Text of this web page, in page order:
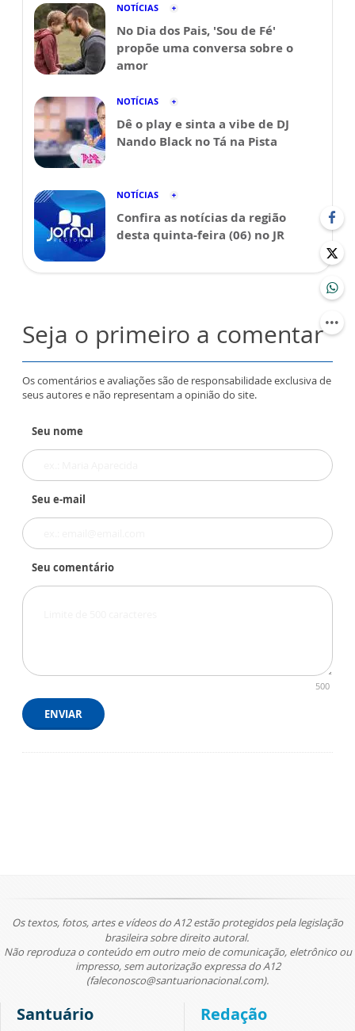
NOTÍCIAS
No Dia dos Pais, 'Sou de Fé'
propõe uma conversa sobre o
amor
NOTÍCIAS
Dê o play e sinta a vibe de DJ
Nando Black no Tá na Pista
NOTÍCIAS
Confira as notícias da região
desta quinta-feira (06) no JR
Seja o primeiro a comentar
Os comentários e avaliações são de responsabilidade exclusiva de
seus autores e não representam a opinião do site.
Seu nome
Seu e-mail
Seu comentário
500
ENVIAR
Os textos, fotos, artes e vídeos do A12 estão protegidos pela legislação
brasileira sobre direito autoral.
Não reproduza o conteúdo em outro meio de comunicação, eletrônico ou
impresso, sem autorização expressa do A12
(faleconosco@santuarionacional.com).
Santuário Redação